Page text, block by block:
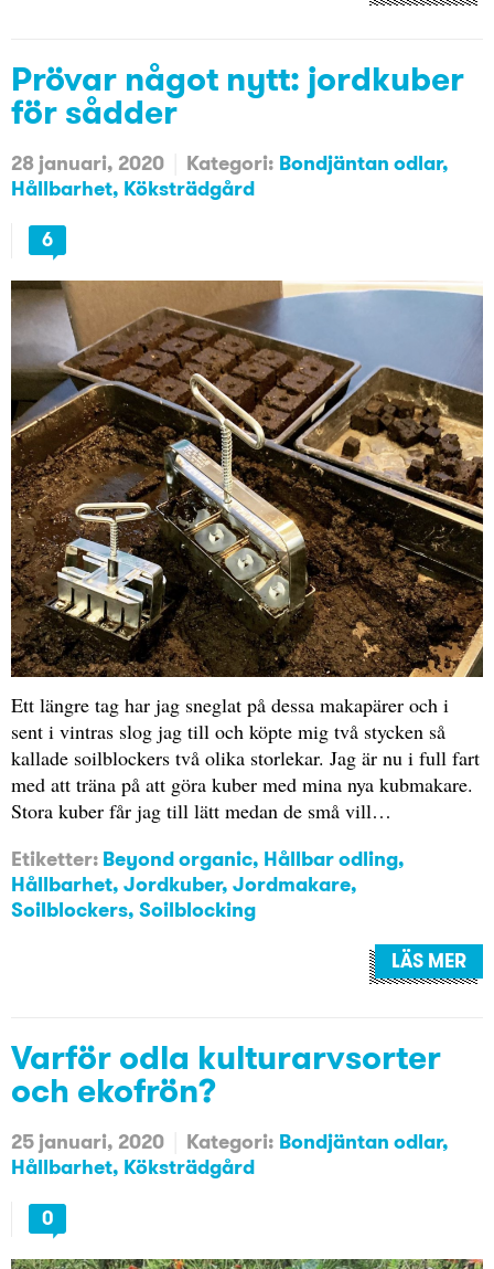
Prövar något nytt: jordkuber
för sådder
28 januari, 2020 Kategori: Bondjäntan odlar
Hållbarhet Köksträdgård
6
Ett längre tag har jag sneglat på dessa makapärer och i
sent i vintras slog jag till och köpte mig två stycken så
kallade soilblockers två olika storlekar. Jag är nu i full fart
med att träna på att göra kuber med mina nya kubmakare.
Stora kuber får jag till lätt medan de små vill…
Etiketter: Beyond organic, Hållbar odling,
Hållbarhet, Jordkuber, Jordmakare,
Soilblockers, Soilblocking
LÄS MER
Varför odla kulturarvsorter
och ekofrön?
25 januari, 2020 Kategori: Bondjäntan odlar
Hållbarhet Köksträdgård
0